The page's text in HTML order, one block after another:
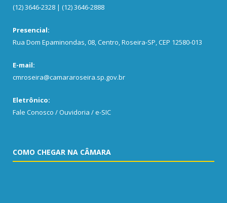
(12) 3646-2328 | (12) 3646-2888
Presencial:
Rua Dom Epaminondas, 08, Centro, Roseira-SP, CEP 12580-013
E-mail:
cmroseira@camararoseira.sp.gov.br
Eletrônico:
Fale Conosco / Ouvidoria / e-SIC
COMO CHEGAR NA CÂMARA